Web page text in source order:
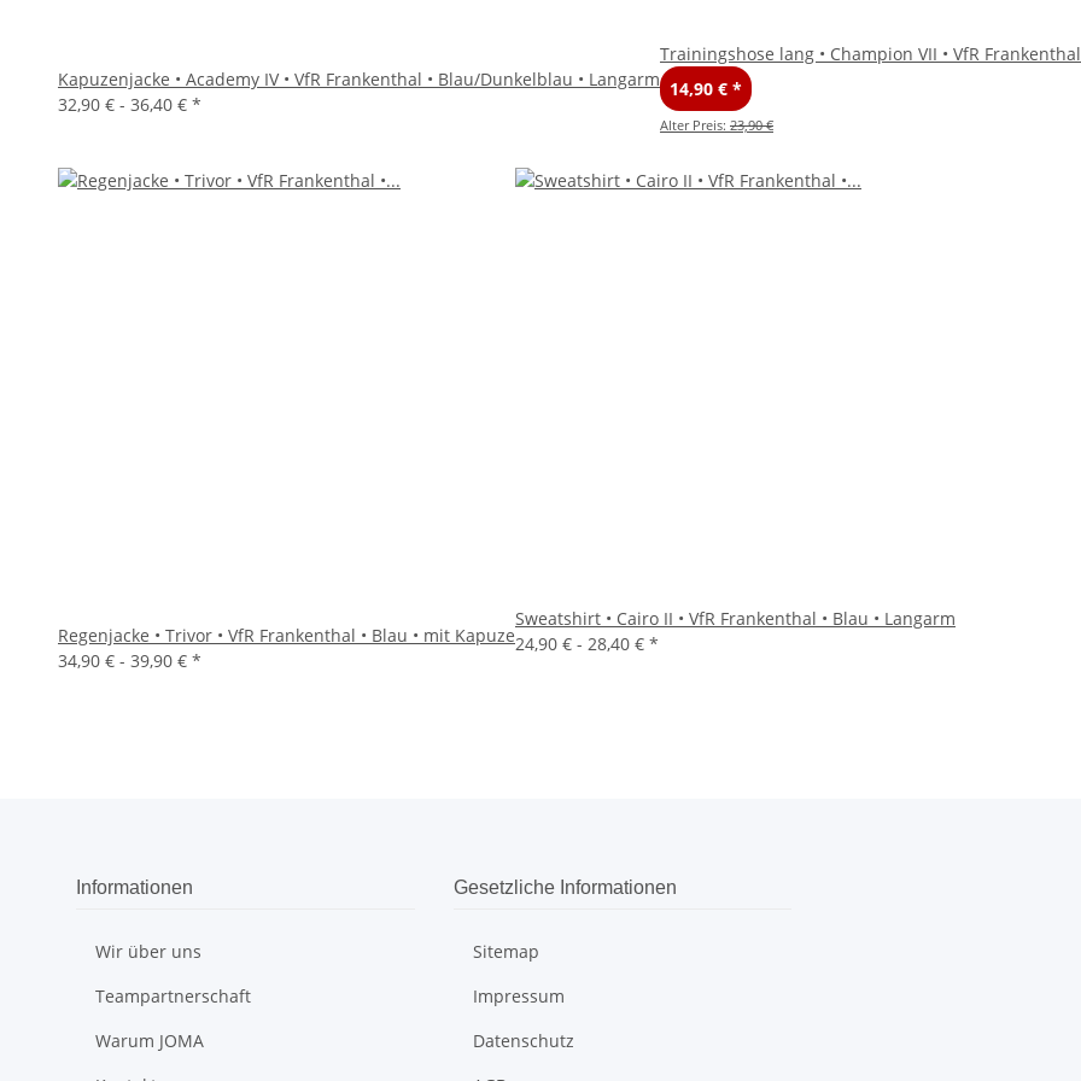
Kapuzenjacke • Academy IV • VfR Frankenthal • Blau/Dunkelblau • Langarm
32,90 € - 36,40 € *
Trainingshose lang • Champion VII • VfR
14,90 € *
Alter Preis: 23,90 €
Regenjacke • Trivor • VfR Frankenthal • Blau • mit Kapuze
34,90 € - 39,90 € *
Sweatshirt • Cairo II • VfR Frankenthal • Blau • Langarm
24,90 € - 28,40 € *
Informationen
Wir über uns
Teampartnerschaft
Warum JOMA
Gesetzliche Informationen
Sitemap
Impressum
Datenschutz